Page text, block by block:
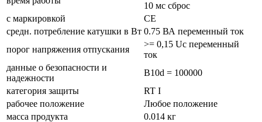
10 мс сброс
с маркировкой
CE
средн. потребление катушки в Вт 0.75 ВА переменный ток
порог напряжения отпускания
>= 0,15 Uc переменный
ток
данные о безопасности и
надежности
B10d = 100000
категория защиты
RT I
рабочее положение
Любое положение
масса продукта
0.014 кг